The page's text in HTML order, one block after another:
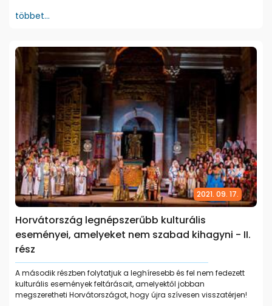
többet...
2021. 09. 17.
Horvátország legnépszerűbb kulturális
eseményei, amelyeket nem szabad kihagyni - II.
rész
A második részben folytatjuk a leghíresebb és fel nem fedezett
kulturális események feltárásait, amelyektől jobban
megszeretheti Horvátországot, hogy újra szívesen visszatérjen!